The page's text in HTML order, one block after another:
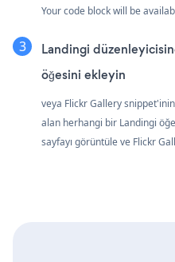
Your code block will be
Landingi
öğesini ekleyin
veya Flickr Gallery
alan herhangi bir Landingi
sayfayı görüntüle ve Flickr